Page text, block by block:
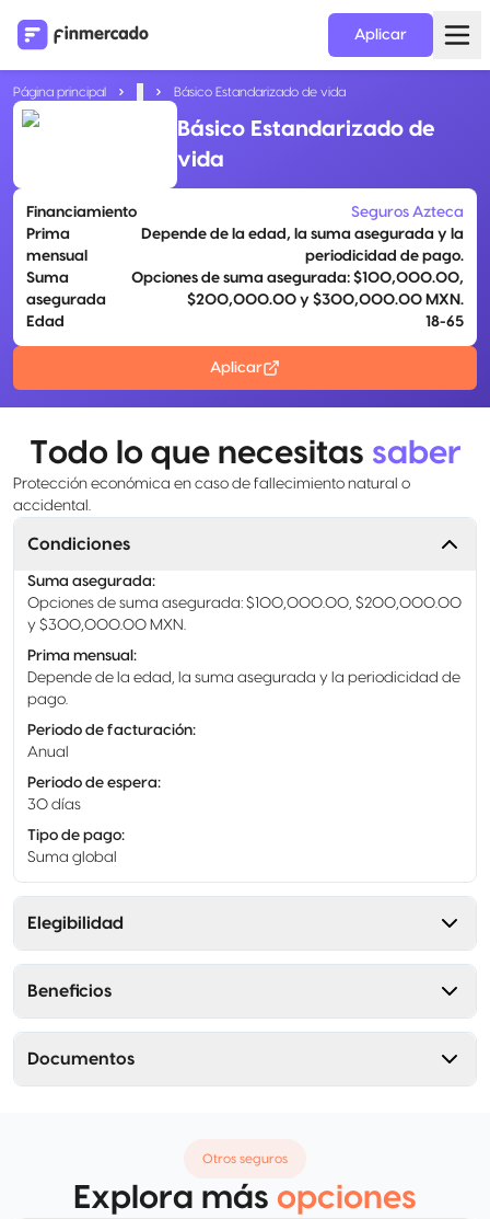
Aplicar
Página principal Básico Estandarizado de vida
Básico Estandarizado de
vida
Financiamiento
Seguros Azteca
Prima
mensual
Depende de la edad, la suma asegurada y la
periodicidad de pago.
Suma
asegurada
Opciones de suma asegurada: $100,000.00,
$200,000.00 y $300,000.00 MXN.
Edad
18-65
Aplicar
Todo lo que necesitas saber
Protección económica en caso de fallecimiento natural o
accidental.
Condiciones
Suma asegurada:
Opciones de suma asegurada: $100,000.00, $200,000.00
y $300,000.00 MXN.
Prima mensual :
Depende de la edad, la suma asegurada y la periodicidad de
pago.
Periodo de facturación:
Anual
Periodo de espera:
30 días
Tipo de pago:
Suma global
Elegibilidad
Beneficios
Documentos
Otros seguros
Explora más opciones